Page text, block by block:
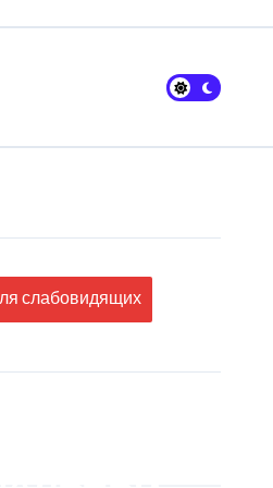
слабовидящих